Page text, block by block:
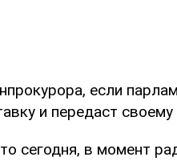
если
и передаст
сегодня, в момент